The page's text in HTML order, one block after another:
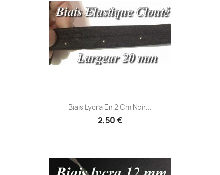
Biais Lycra En 2 Cm Noir...
2,50 €